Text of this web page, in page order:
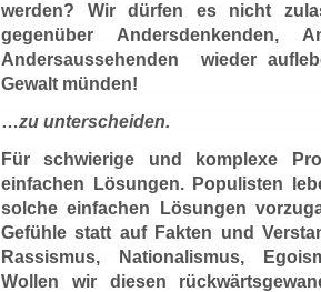
werden? Wir dürfen es nicht
gegenüber Andersdenkenden,
Andersaussehenden wieder
Gewalt münden!
…zu unterscheiden.
Für schwierige und komplexe
einfachen Lösungen. Populisten
solche einfachen Lösungen
Gefühle statt auf Fakten und
Rassismus, Nationalismus,
Wollen wir diesen